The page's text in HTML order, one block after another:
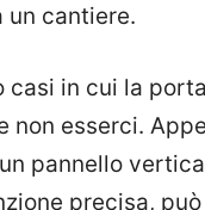
cantiere.
casi in cui la
non esserci.
pannello
precisa,